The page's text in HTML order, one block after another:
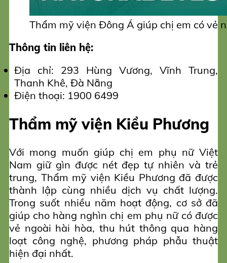
Thẩm mỹ viện Đông Á giúp chị em có vẻ
Thông tin liên hệ:
Địa chỉ: 293 Hùng Vương, Vĩnh Trung,
Thanh Khê, Đà Nẵng
Điện thoại: 1900 6499
Thẩm mỹ viện Kiều Phương
Với mong muốn giúp chị em phụ nữ Việt
Nam giữ gìn được nét đẹp tự nhiên và trẻ
trung, Thẩm mỹ viện Kiều Phương đã được
thành lập cùng nhiều dịch vụ chất lượng.
Trong suốt nhiều năm hoạt động, cơ sở đã
giúp cho hàng nghìn chị em phụ nữ có được
vẻ ngoài hài hòa, thu hút thông qua hàng
loạt công nghệ, phương pháp phẫu thuật
hiện đại nhất.